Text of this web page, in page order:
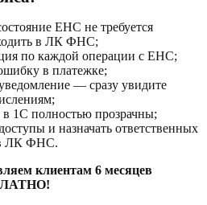
ЕНС не требуется
в ЛК ФНС;
по каждой операции с ЕНС;
в платежке;
— сразу увидите
1С полностью прозрачны;
и назначать ответственных
в ЛК ФНС.
клиентам 6 месяцев